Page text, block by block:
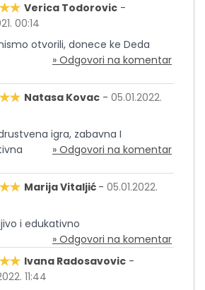
Verica Todorovic -
00:14
otvorili, donece ke Deda
» Odgovori na komentar
Natasa Kovac - 05.01.2022.
igra, zabavna I
» Odgovori na komentar
Marija Vitaljić - 05.01.2022.
i edukativno
» Odgovori na komentar
Ivana Radosavovic -
11:44